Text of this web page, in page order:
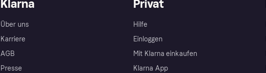
Klarna
Über uns
Karriere
AGB
Presse
Privat
Hilfe
Einloggen
Mit Klarna einkaufen
Klarna App